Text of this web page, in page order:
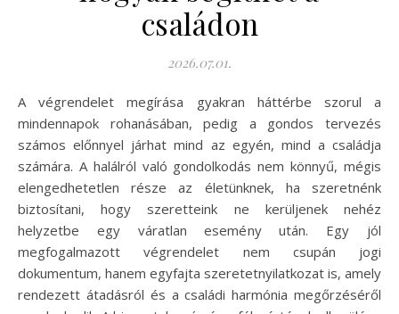
családon
2026.07.01.
A végrendelet megírása gyakran háttérbe szorul a
mindennapok rohanásában, pedig a gondos tervezés
számos előnnyel járhat mind az egyén, mind a családja
számára. A halálról való gondolkodás nem könnyű, mégis
elengedhetetlen része az életünknek, ha szeretnénk
biztosítani, hogy szeretteink ne kerüljenek nehéz
helyzetbe egy váratlan esemény után. Egy jól
megfogalmazott végrendelet nem csupán jogi
dokumentum, hanem egyfajta szeretetnyilatkozat is, amely
rendezett átadásról és a családi harmónia megőrzéséről